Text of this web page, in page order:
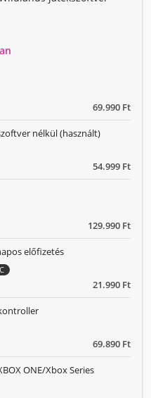
69.990 Ft
54.999 Ft
nélkül (használt)
129.990 Ft
21.990 Ft
előfizetés
69.890 Ft
ONE/Xbox Series